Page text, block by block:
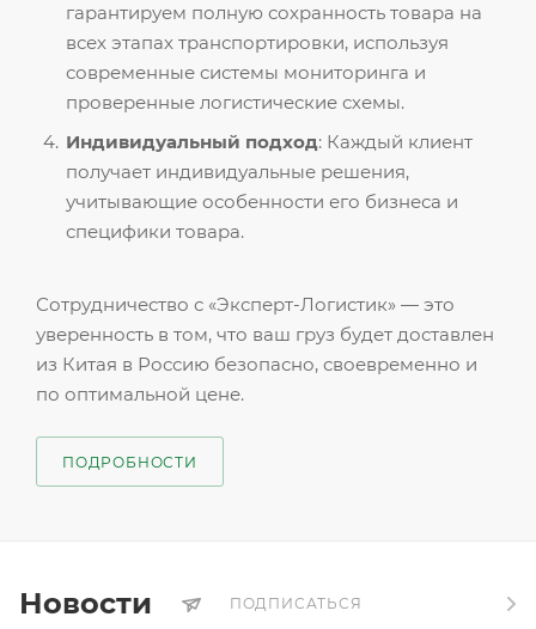
гарантируем полную сохранность товара на
всех этапах транспортировки, используя
современные системы мониторинга и
проверенные логистические схемы.
Индивидуальный подход: Каждый клиент
получает индивидуальные решения,
учитывающие особенности его бизнеса и
специфики товара.
Сотрудничество с «Эксперт-Логистик» — это
уверенность в том, что ваш груз будет доставлен
из Китая в Россию безопасно, своевременно и
по оптимальной цене.
ПОДРОБНОСТИ
Новости ПОДПИСАТЬСЯ